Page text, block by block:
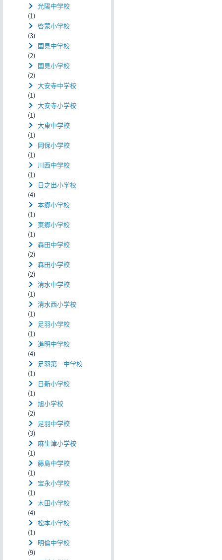
光陽中学校
(1)
啓蒙小学校
(3)
国見中学校
(2)
国見小学校
(2)
大安寺中学校
(1)
大安寺小学校
(1)
大東中学校
(1)
岡保小学校
(1)
川西中学校
(1)
日之出小学校
(4)
本郷小学校
(1)
東郷小学校
(1)
森田中学校
(2)
森田小学校
(2)
清水中学校
(1)
清水西小学校
(1)
足羽小学校
(1)
進明中学校
(4)
足羽第一中学校
(1)
日新小学校
(1)
旭小学校
(2)
足羽中学校
(3)
麻生津小学校
(1)
藤島中学校
(1)
宝永小学校
(1)
木田小学校
(4)
松本小学校
(1)
明倫中学校
(9)